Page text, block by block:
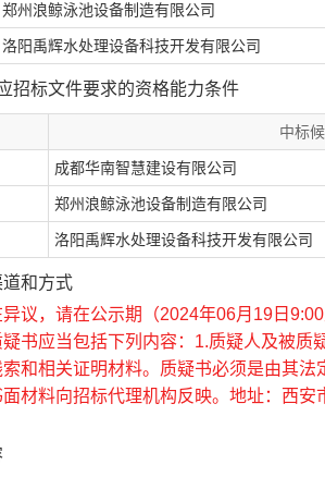
郑州浪鲸泳池设备制造有限公司
洛阳禹辉水处理设备科技开发有限公司
招标文件要求的资格能力条件
中标
成都华南智慧建设有限公司
郑州浪鲸泳池设备制造有限公司
洛阳禹辉水处理设备科技开发有限公司
和方式
议，请在公示期（2024年06月19日
书应当包括下列内容：1.质疑人及被
和相关证明材料。质疑书必须是由其
材料向招标代理机构反映。地址：西